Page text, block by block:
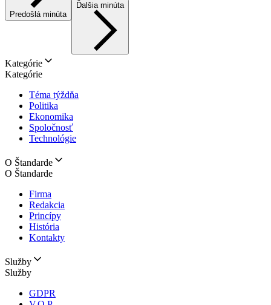
Predošlá minúta
Ďalšia minúta
Kategórie
Kategórie
Téma týždňa
Politika
Ekonomika
Spoločnosť
Technológie
O Štandarde
O Štandarde
Firma
Redakcia
Princípy
História
Kontakty
Služby
Služby
GDPR